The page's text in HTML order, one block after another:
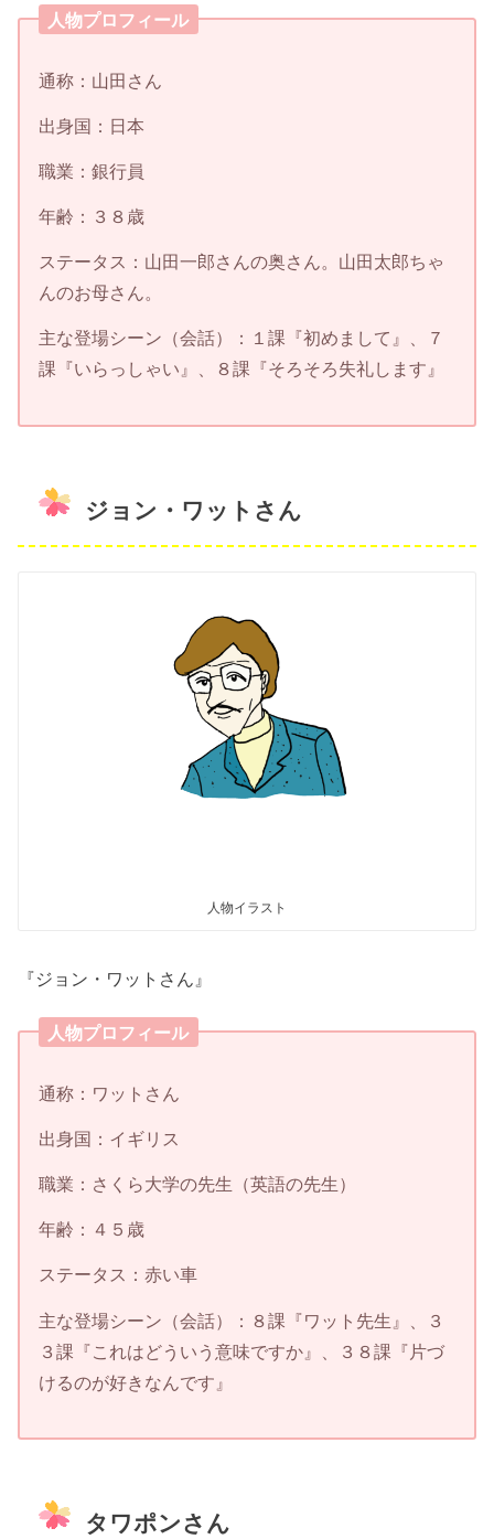
人物プロフィール
通称：山田さん
出身国：日本
職業：銀行員
年齢：３８歳
ステータス：山田一郎さんの奥さん。山田太郎ちゃ
んのお母さん。
主な登場シーン（会話）：１課『初めまして』、７
課『いらっしゃい』、８課『そろそろ失礼します』
ジョン・ワットさん
人物イラスト
『ジョン・ワットさん』
人物プロフィール
通称：ワットさん
出身国：イギリス
職業：さくら大学の先生（英語の先生）
年齢：４５歳
ステータス：赤い車
主な登場シーン（会話）：８課『ワット先生』、３
３課『これはどういう意味ですか』、３８課『片づ
けるのが好きなんです』
タワポンさん